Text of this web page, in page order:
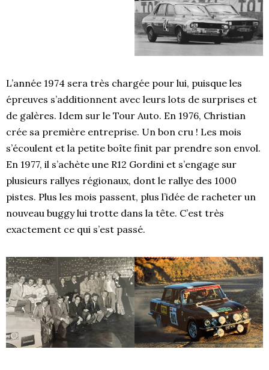
L’année 1974 sera très chargée pour lui, puisque les
épreuves s’additionnent avec leurs lots de surprises et
de galères. Idem sur le Tour Auto. En 1976, Christian
crée sa première entreprise. Un bon cru ! Les mois
s’écoulent et la petite boîte finit par prendre son envol.
En 1977, il s’achète une R12 Gordini et s’engage sur
plusieurs rallyes régionaux, dont le rallye des 1000
pistes. Plus les mois passent, plus l’idée de racheter un
nouveau buggy lui trotte dans la tête. C’est très
exactement ce qui s’est passé.